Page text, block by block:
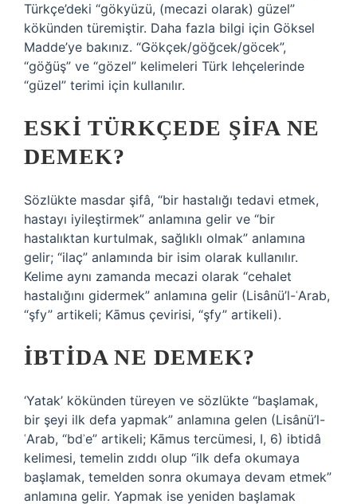
Türkçe’deki “gökyüzü, (mecazi olarak) güzel”
kökünden türemiştir. Daha fazla bilgi için Göksel
Madde’ye bakınız. “Gökçek/göğcek/göcek”,
“göğüş” ve “gözel” kelimeleri Türk lehçelerinde
“güzel” terimi için kullanılır.
ESKI TÜRKÇEDE ŞIFA NE
DEMEK?
Sözlükte masdar şifâ, “bir hastalığı tedavi etmek,
hastayı iyileştirmek” anlamına gelir ve “bir
hastalıktan kurtulmak, sağlıklı olmak” anlamına
gelir; “ilaç” anlamında bir isim olarak kullanılır.
Kelime aynı zamanda mecazi olarak “cehalet
hastalığını gidermek” anlamına gelir (Lisânü’l-ʿArab,
“şfy” artikeli; Kāmus çevirisi, “şfy” artikeli).
İBTIDA NE DEMEK?
‘Yatak’ kökünden türeyen ve sözlükte “başlamak,
bir şeyi ilk defa yapmak” anlamına gelen (Lisânü’l-
ʿArab, “bdʾe” artikeli; Kāmus tercümesi, I, 6) ibtidâ
kelimesi, temelin zıddı olup “ilk defa okumaya
başlamak, temelden sonra okumaya devam etmek”
anlamına gelir. Yapmak ise yeniden başlamak